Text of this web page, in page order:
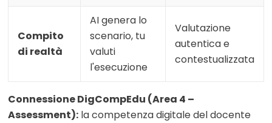
Compito
di realtà
AI genera lo
scenario, tu
valuti
l'esecuzione
Valutazione
autentica e
contestualizzata
Connessione DigCompEdu (Area 4 –
Assessment): la competenza digitale del docente